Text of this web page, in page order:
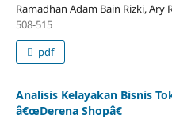
Ramadhan Adam Bain Rizki, Ary
508-515
pdf
Analisis Kelayakan Bisnis
â€œDerena Shopâ€